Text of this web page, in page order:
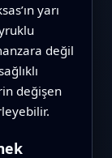
yarı
değil
değişen